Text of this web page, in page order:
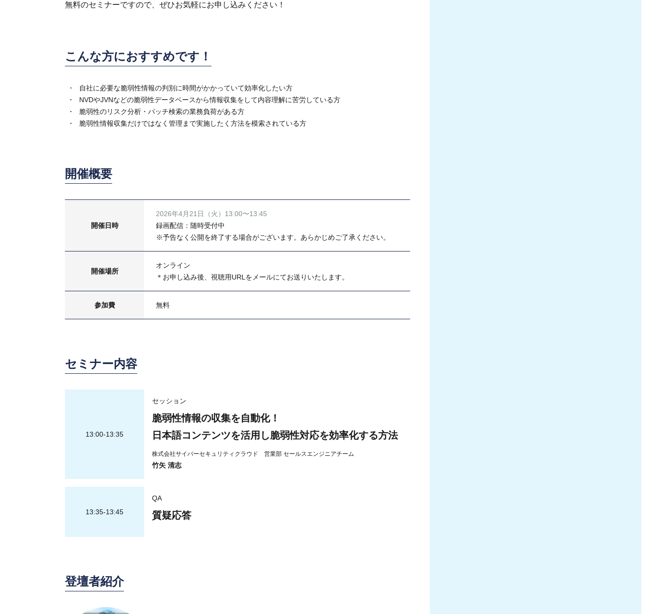
無料のセミナーですので、ぜひお気軽にお申し込みください！
こんな方におすすめです！
自社に必要な脆弱性情報の判別に時間がかかっていて効率化したい方
NVDやJVNなどの脆弱性データベースから情報収集をして内容理解に苦労している方
脆弱性のリスク分析・パッチ検索の業務負荷がある方
脆弱性情報収集だけではなく管理まで実施したく方法を模索されている方
開催概要
開催日時
2026年4月21日（火）13:00〜13:45
録画配信：随時受付中
※予告なく公開を終了する場合がございます。あらかじめご了承ください。
開催場所
オンライン
＊お申し込み後、視聴用URLをメールにてお送りいたします。
参加費 無料
セミナー内容
13:00-13:35
セッション
脆弱性情報の収集を自動化！
日本語コンテンツを活用し脆弱性対応を効率化する方法
株式会社サイバーセキュリティクラウド 営業部 セールスエンジニアチーム
竹矢 清志
13:35-13:45
QA
質疑応答
登壇者紹介